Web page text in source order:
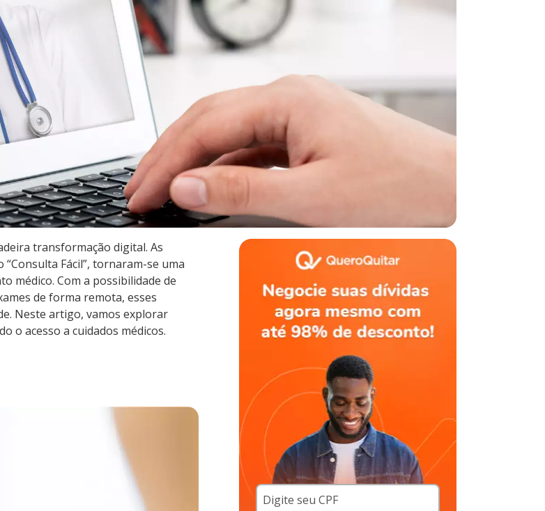
transformação digital. As
Fácil”, tornaram-se uma
médico. Com a possibilidade de
de forma remota, esses
Neste artigo, vamos explorar
o acesso a cuidados médicos.